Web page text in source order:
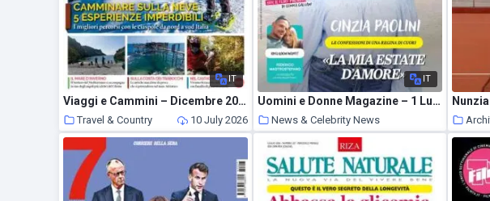
IT
Viaggi e Cammini – Dicembre 2021 – Gennaio 2022
Travel & Country 10 July 2026
IT
Uomini e Donne Magazine – 1 Luglio 2026
News & Celebrity News